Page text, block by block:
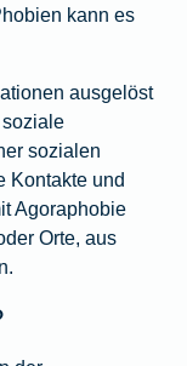
kann es
ausgelöst
sozialen
Kontakte und
Agoraphobie
Orte, aus